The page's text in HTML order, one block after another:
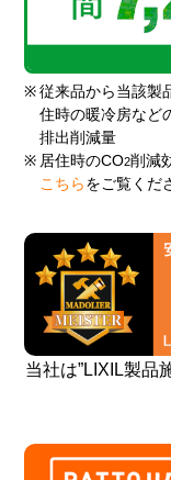
※ 従来品から当該製
住時の暖冷房など
排出削減量
※ 居住時のCO2削減
こちら をご覧くだ
当社は”LIXIL製品